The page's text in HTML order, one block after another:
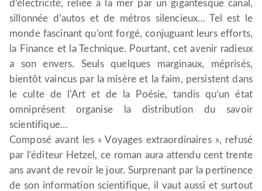
d’électricité, reliée à la mer par un gigantesque canal,
sillonnée d’autos et de métros silencieux… Tel est le
monde fascinant qu’ont forgé, conjuguant leurs efforts,
la Finance et la Technique. Pourtant, cet avenir radieux
a son envers. Seuls quelques marginaux, méprisés,
bientôt vaincus par la misère et la faim, persistent dans
le culte de l’Art et de la Poésie, tandis qu’un état
omniprésent organise la distribution du savoir
scientifique…
Composé avant les « Voyages extraordinaires », refusé
par l’éditeur Hetzel, ce roman aura attendu cent trente
ans avant de revoir le jour. Surprenant par la pertinence
de son information scientifique, il vaut aussi et surtout